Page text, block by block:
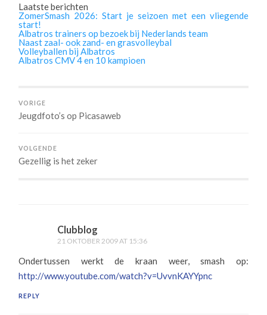
Laatste berichten
ZomerSmash 2026: Start je seizoen met een vliegende
start!
Albatros trainers op bezoek bij Nederlands team
Naast zaal- ook zand- en grasvolleybal
Volleyballen bij Albatros
Albatros CMV 4 en 10 kampioen
VORIGE
Jeugdfoto’s op Picasaweb
VOLGENDE
Gezellig is het zeker
Clubblog
21 OKTOBER 2009 AT 15:36
Ondertussen werkt de kraan weer, smash op:
http://www.youtube.com/watch?v=UvvnKAYYpnc
REPLY